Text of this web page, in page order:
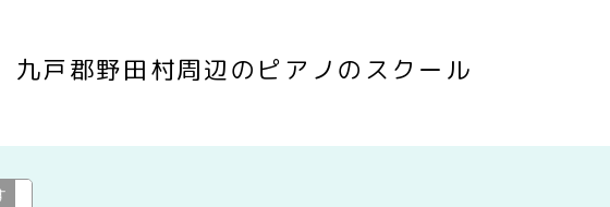
九戸郡野田村周辺のピアノのスクール